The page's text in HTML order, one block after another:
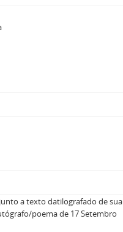
a texto datilografado de sua
poema de 17 Setembro